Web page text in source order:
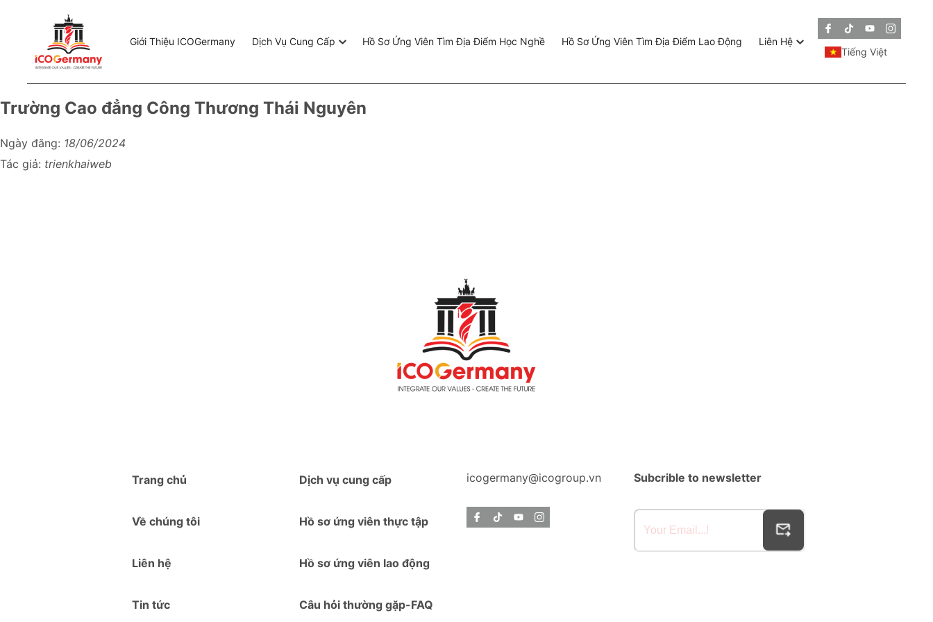
Giới Thiệu ICOGermany Dịch Vụ Cung Cấp Hồ Sơ Ứng Viên Tìm Địa Điểm Học Nghề Hồ Sơ Ứng Viên Tìm Địa Điểm Lao Động
Liên Hệ
Tiếng Việt
Trường Cao đẳng Công Thương Thái Nguyên
Ngày đăng: 18/06/2024
Tác giả: trienkhaiweb
Trang chủ
Về chúng tôi
Liên hệ
Tin tức
Dịch vụ cung cấp
Hồ sơ ứng viên thực tập
Hồ sơ ứng viên lao động
Câu hỏi thường gặp-FAQ
icogermany@icogroup.vn Subcrible to newsletter